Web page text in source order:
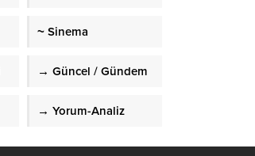
~ Sinema
→ Güncel / Gündem
→ Yorum-Analiz